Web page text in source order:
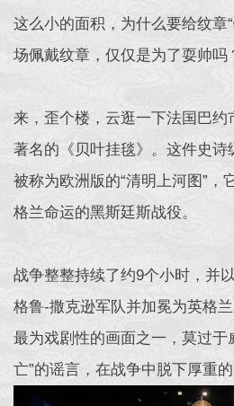
这么小的面积，为什么要给纹章
场佩戴纹章，仅仅是为了耍帅吗
来，歪个楼，云逛一下法国巴约
著名的《贝叶挂毯》。这件史诗
被称为欧洲版的“清明上河图”，
格兰命运的黑斯廷斯战役。
战争整整持续了约9个小时，并
格鲁-撒克逊军队并加冕为英格
最为戏剧性的画面之一，莫过于
亡”的谣言，在战争中脱下厚重